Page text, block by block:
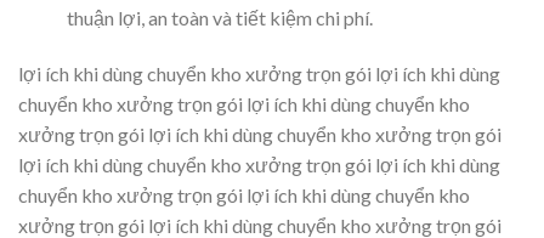
thuận lợi, an toàn và tiết kiệm chi phí.
lợi ích khi dùng chuyển kho xưởng trọn gói lợi ích khi dùng
chuyển kho xưởng trọn gói lợi ích khi dùng chuyển kho
xưởng trọn gói lợi ích khi dùng chuyển kho xưởng trọn gói
lợi ích khi dùng chuyển kho xưởng trọn gói lợi ích khi dùng
chuyển kho xưởng trọn gói lợi ích khi dùng chuyển kho
xưởng trọn gói lợi ích khi dùng chuyển kho xưởng trọn gói